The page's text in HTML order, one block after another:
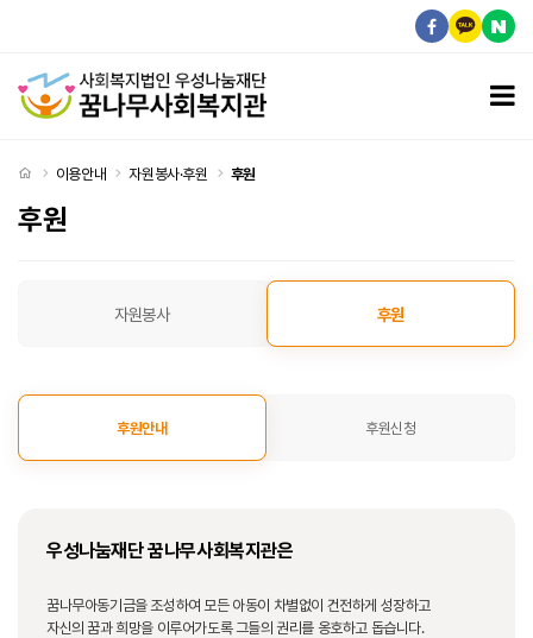
처음으로
이용안내 자원봉사·후원 후원
후원
자원봉사 후원
후원안내 후원신청
우성나눔재단 꿈나무사회복지관은
꿈나무아동기금을 조성하여 모든 아동이 차별없이 건전하게 성장하고
자신의 꿈과 희망을 이루어가도록 그들의 권리를 옹호하고 돕습니다.